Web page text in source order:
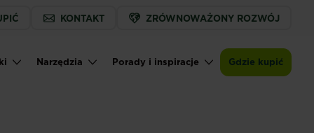
KONTAKT ZRÓWNOWAŻONY ROZWÓJ
Narzędzia Porady i inspiracje Gdzie kupić